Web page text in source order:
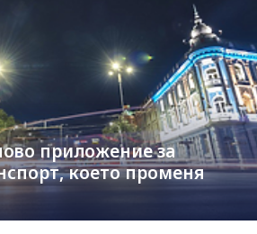
приложение за
което променя